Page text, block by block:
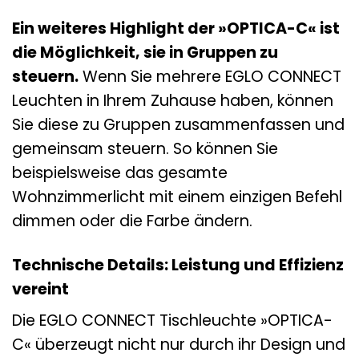
Ein weiteres Highlight der »OPTICA-C« ist
die Möglichkeit, sie in Gruppen zu
steuern.Wenn Sie mehrere EGLO CONNECT
Leuchten in Ihrem Zuhause haben, können
Sie diese zu Gruppen zusammenfassen und
gemeinsam steuern. So können Sie
beispielsweise das gesamte
Wohnzimmerlicht mit einem einzigen Befehl
dimmen oder die Farbe ändern.
Technische Details: Leistung und Effizienz
vereint
Die EGLO CONNECT Tischleuchte »OPTICA-
C« überzeugt nicht nur durch ihr Design und